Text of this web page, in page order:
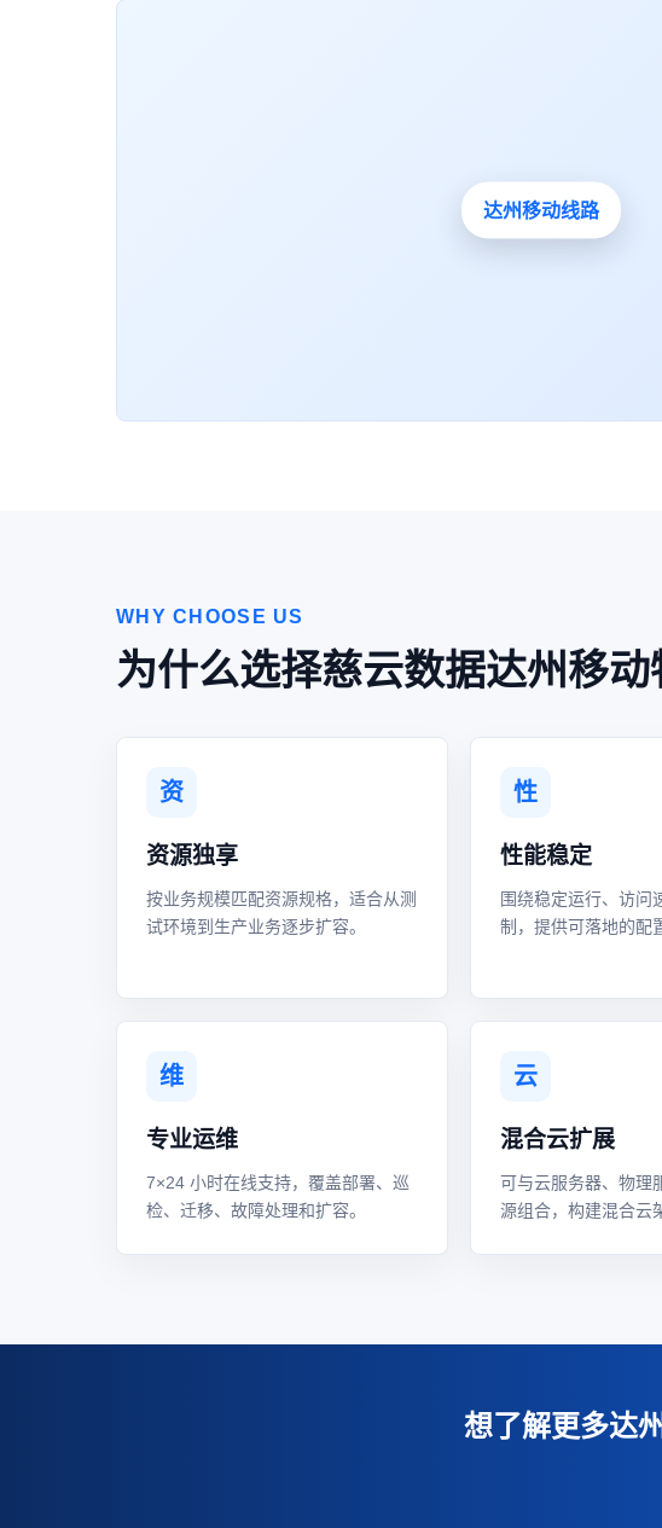
WHY CHOOSE US
为什么选择慈云数据达州移
资
资源独享
按业务规模匹配资源规格，适合从测
试环境到生产业务逐步扩容。
性
性能稳定
围绕稳定运行、访问
制，提供可落地的配
维
专业运维
7×24 小时在线支持，覆盖部署、巡
检、迁移、故障处理和扩容。
云
混合云扩展
可与云服务器、物理
源组合，构建混合云
想了解更多达